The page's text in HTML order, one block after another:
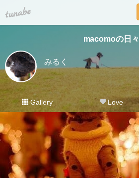
tuna.be
macomoの日々
みるく
Gallery Love